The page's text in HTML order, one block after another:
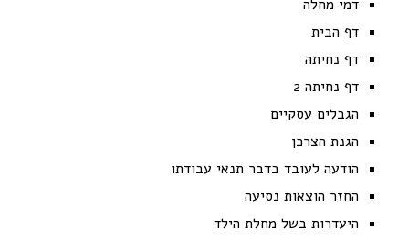
דמי מחלה
דף הבית
דף נחיתה
דף נחיתה 2
הגבלים עסקיים
הגנת הצרכן
הודעה לעובד בדבר תנאי עבודתו
החזר הוצאות נסיעה
היעדרות בשל מחלת הילד